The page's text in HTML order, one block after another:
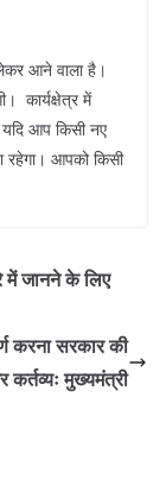
आने वाला है।
कार्यक्षेत्र में
आप किसी नए
आपको किसी
में जानने के लिए
करना सरकार की
कर्तव्यः मुख्यमंत्री